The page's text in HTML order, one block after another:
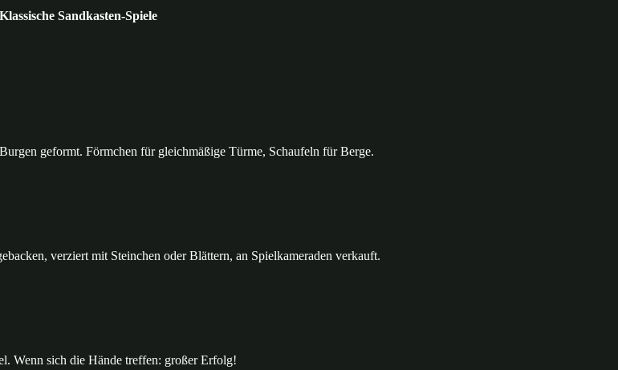
Klassische Sandkasten-Spiele
geformt. Förmchen für gleichmäßige Türme, Schaufeln für Berge.
verziert mit Steinchen oder Blättern, an Spielkameraden verkauft.
Wenn sich die Hände treffen: großer Erfolg!